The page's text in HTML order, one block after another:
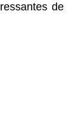
de